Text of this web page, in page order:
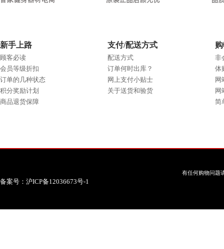
新手上路
顾客必读
会员等级折扣
订单的几种状态
积分奖励计划
商品退货保障
支付/配送方式
配送方式
订单何时出库？
网上支付小贴士
关于送货和验货
非
体
网
网
简
有任何购物问题
备案号：沪ICP备12036673号-1